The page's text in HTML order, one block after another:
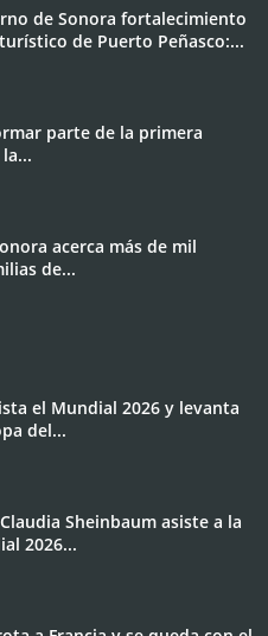
de Sonora fortalecimiento
de Puerto Peñasco:...
parte de la primera
acerca más de mil
de...
el Mundial 2026 y levanta
del...
Sheinbaum asiste a la
2026...